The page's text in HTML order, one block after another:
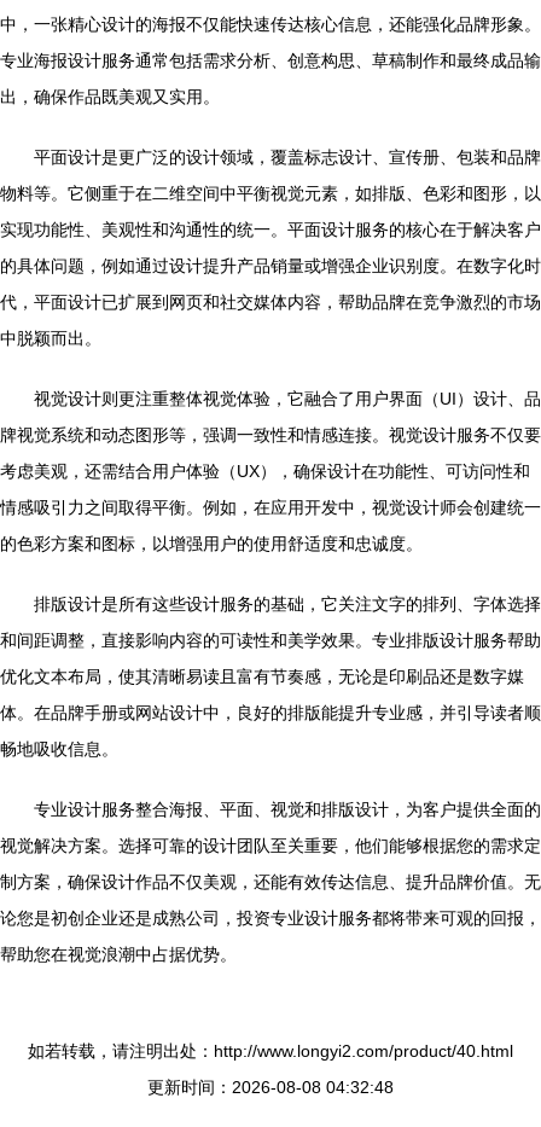
中，一张精心设计的海报不仅能快速传达核心信息，还能强化品牌形象。
专业海报设计服务通常包括需求分析、创意构思、草稿制作和最终成品输
出，确保作品既美观又实用。
平面设计是更广泛的设计领域，覆盖标志设计、宣传册、包装和品牌
物料等。它侧重于在二维空间中平衡视觉元素，如排版、色彩和图形，以
实现功能性、美观性和沟通性的统一。平面设计服务的核心在于解决客户
的具体问题，例如通过设计提升产品销量或增强企业识别度。在数字化时
代，平面设计已扩展到网页和社交媒体内容，帮助品牌在竞争激烈的市场
中脱颖而出。
视觉设计则更注重整体视觉体验，它融合了用户界面（UI）设计、品
牌视觉系统和动态图形等，强调一致性和情感连接。视觉设计服务不仅要
考虑美观，还需结合用户体验（UX），确保设计在功能性、可访问性和
情感吸引力之间取得平衡。例如，在应用开发中，视觉设计师会创建统一
的色彩方案和图标，以增强用户的使用舒适度和忠诚度。
排版设计是所有这些设计服务的基础，它关注文字的排列、字体选择
和间距调整，直接影响内容的可读性和美学效果。专业排版设计服务帮助
优化文本布局，使其清晰易读且富有节奏感，无论是印刷品还是数字媒
体。在品牌手册或网站设计中，良好的排版能提升专业感，并引导读者顺
畅地吸收信息。
专业设计服务整合海报、平面、视觉和排版设计，为客户提供全面的
视觉解决方案。选择可靠的设计团队至关重要，他们能够根据您的需求定
制方案，确保设计作品不仅美观，还能有效传达信息、提升品牌价值。无
论您是初创企业还是成熟公司，投资专业设计服务都将带来可观的回报，
帮助您在视觉浪潮中占据优势。
如若转载，请注明出处：http://www.longyi2.com/product/40.html
更新时间：2026-08-08 04:32:48